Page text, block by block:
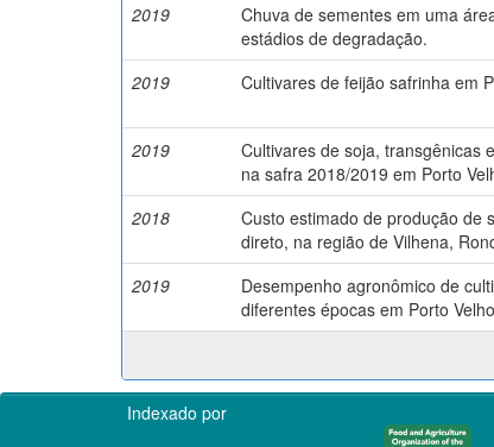
2019
Chuva de sementes em uma
estádios de degradação.
2019 Cultivares de feijão safrinha em
2019
Cultivares de soja, transgênicas
na safra 2018/2019 em Porto
2018
Custo estimado de produção de
direto, na região de Vilhena,
2019
Desempenho agronômico de
diferentes épocas em Porto
Indexado por